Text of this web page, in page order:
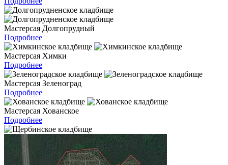
Мастерсая Долгопрудный
Подробнее
Мастерсая Химки
Подробнее
Мастерсая Зеленоград
Подробнее
Мастерсая Хованское
Подробнее